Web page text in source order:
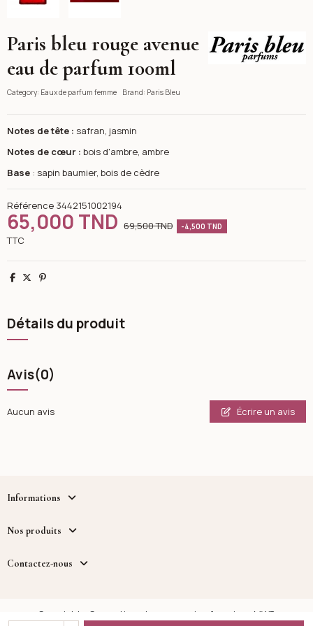
Paris Bleu
Paris bleu rouge avenue
eau de parfum 100ml
Category: Eaux de parfum femme Brand: Paris Bleu
Notes de tête : safran, jasmin
Notes de cœur : bois d'ambre, ambre
Base: sapin baumier, bois de cèdre
Référence 3442151002194
65,000 TND 69,500 TND -4,500 TND
TTC
Partager
TweetPinterest
Détails du produit
Avis(0)
Aucun avis Écrire un avis
Informations
Nos produits
Contactez-nous
Copyright - Cosmetique.tn - un service fourni par MWB